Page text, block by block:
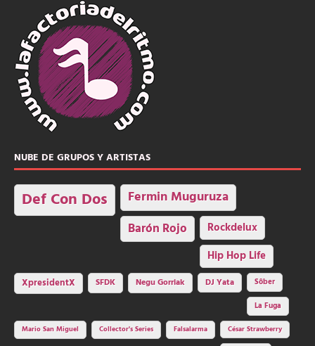
NUBE DE GRUPOS Y ARTISTAS
Def Con Dos Fermin Muguruza
Barón Rojo Rockdelux
Hip Hop Life
XpresidentX SFDK Negu Gorriak DJ Yata
Sôber
La Fuga
Mario San Miguel
Collector's Series Falsalarma César Strawberry